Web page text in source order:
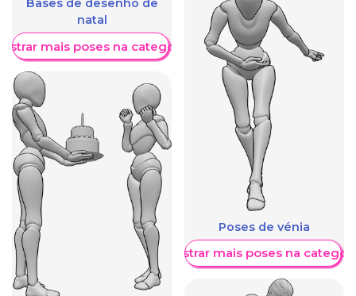
Bases de desenho de
natal
mais poses na categoria
Poses de vénia
Mostrar mais poses na